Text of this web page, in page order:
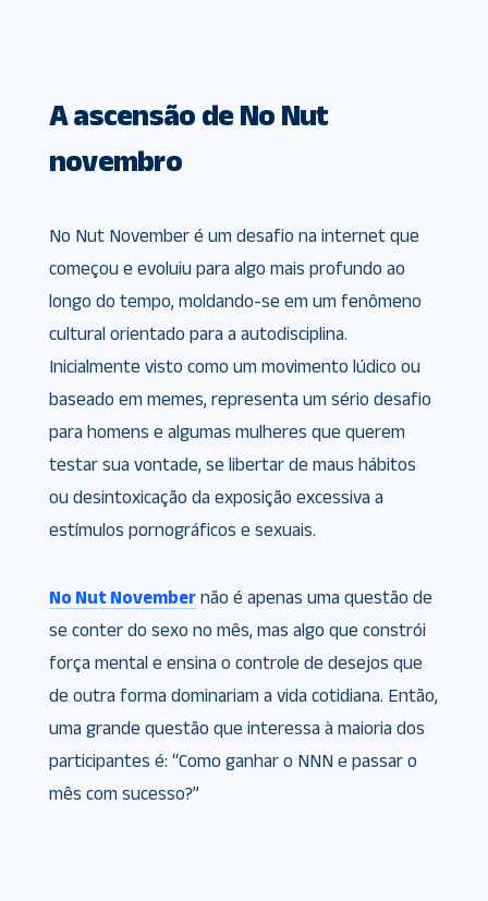
A ascensão de No Nut
novembro
No Nut November é um desafio na internet que
começou e evoluiu para algo mais profundo ao
longo do tempo, moldando-se em um fenômeno
cultural orientado para a autodisciplina.
Inicialmente visto como um movimento lúdico ou
baseado em memes, representa um sério desafio
para homens e algumas mulheres que querem
testar sua vontade, se libertar de maus hábitos
ou desintoxicação da exposição excessiva a
estímulos pornográficos e sexuais.
No Nut Novembernão é apenas uma questão de
se conter do sexo no mês, mas algo que constrói
força mental e ensina o controle de desejos que
de outra forma dominariam a vida cotidiana. Então,
uma grande questão que interessa à maioria dos
participantes é: “Como ganhar o NNN e passar o
mês com sucesso?”